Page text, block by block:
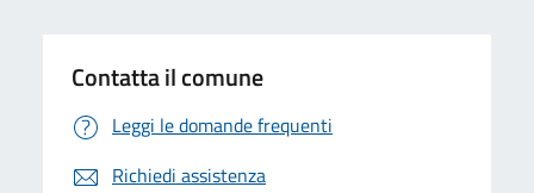
Contatta il comune
Leggi le domande frequenti
Richiedi assistenza